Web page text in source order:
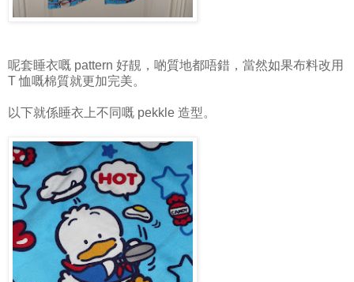
呢套睡衣嘅 pattern 好靚，啲質地都唔錯，當然如果布料改用
T 恤嘅棉質就更加完美。
以下就係睡衣上不同嘅 pekkle 造型。